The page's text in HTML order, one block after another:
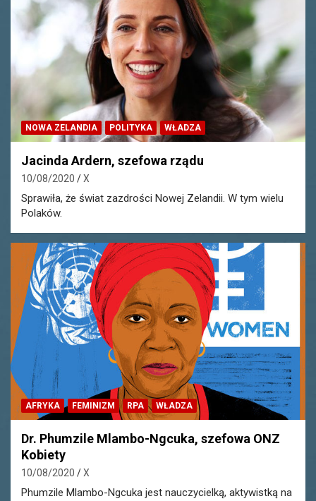
NOWA ZELANDIA POLITYKA WŁADZA
Jacinda Ardern, szefowa rządu
10/08/2020 X
Sprawiła, że świat zazdrości Nowej Zelandii. W tym wielu
Polaków.
AFRYKA FEMINIZM RPA WŁADZA
Dr. Phumzile Mlambo-Ngcuka, szefowa ONZ
Kobiety
10/08/2020 X
Phumzile Mlambo-Ngcuka jest nauczycielką, aktywistką na